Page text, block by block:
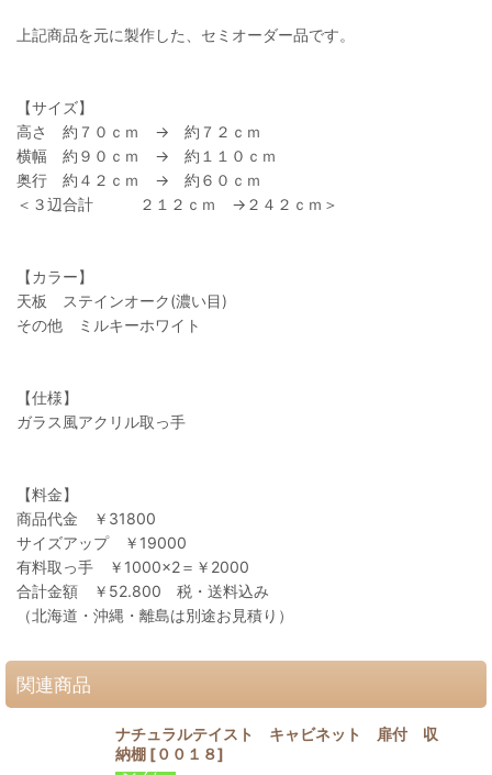
上記商品を元に製作した、セミオーダー品です。
【サイズ】
高さ 約７０ｃｍ → 約７２ｃｍ
横幅 約９０ｃｍ → 約１１０ｃｍ
奥行 約４２ｃｍ → 約６０ｃｍ
＜３辺合計 ２１２ｃｍ →２４２ｃｍ＞
【カラー】
天板 ステインオーク(濃い目)
その他 ミルキーホワイト
【仕様】
ガラス風アクリル取っ手
【料金】
商品代金 ￥31800
サイズアップ ￥19000
有料取っ手 ￥1000×2＝￥2000
合計金額 ￥52.800 税・送料込み
（北海道・沖縄・離島は別途お見積り）
関連商品
ナチュラルテイスト キャビネット 扉付 収
納棚 [００１８]